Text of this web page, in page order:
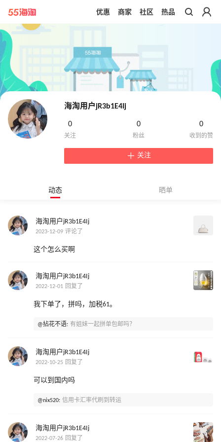
带你去官网买正品
优惠 商家 社区 热品
海淘用户jR3b1E4Ij
0 0 0
关注
动态 晒单
海淘用户jR3b1E4Ij
2023-12-09 评论了
这个怎么买啊
海淘用户jR3b1E4Ij
2022-12-01 回复了
我下单了，拼吗，加税61。
@拈花不语: 有姐妹一起拼单包邮吗？
海淘用户jR3b1E4Ij
2022-10-25 回复了
可以到国内吗
@nix520: 信用卡汇率代刷到转运
海淘用户jR3b1E4Ij
2022-07-26 回复了